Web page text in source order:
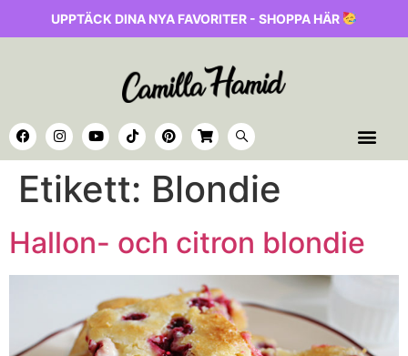
UPPTÄCK DINA NYA FAVORITER - SHOPPA HÄR
Etikett: Blondie
Hallon- och citron blondie